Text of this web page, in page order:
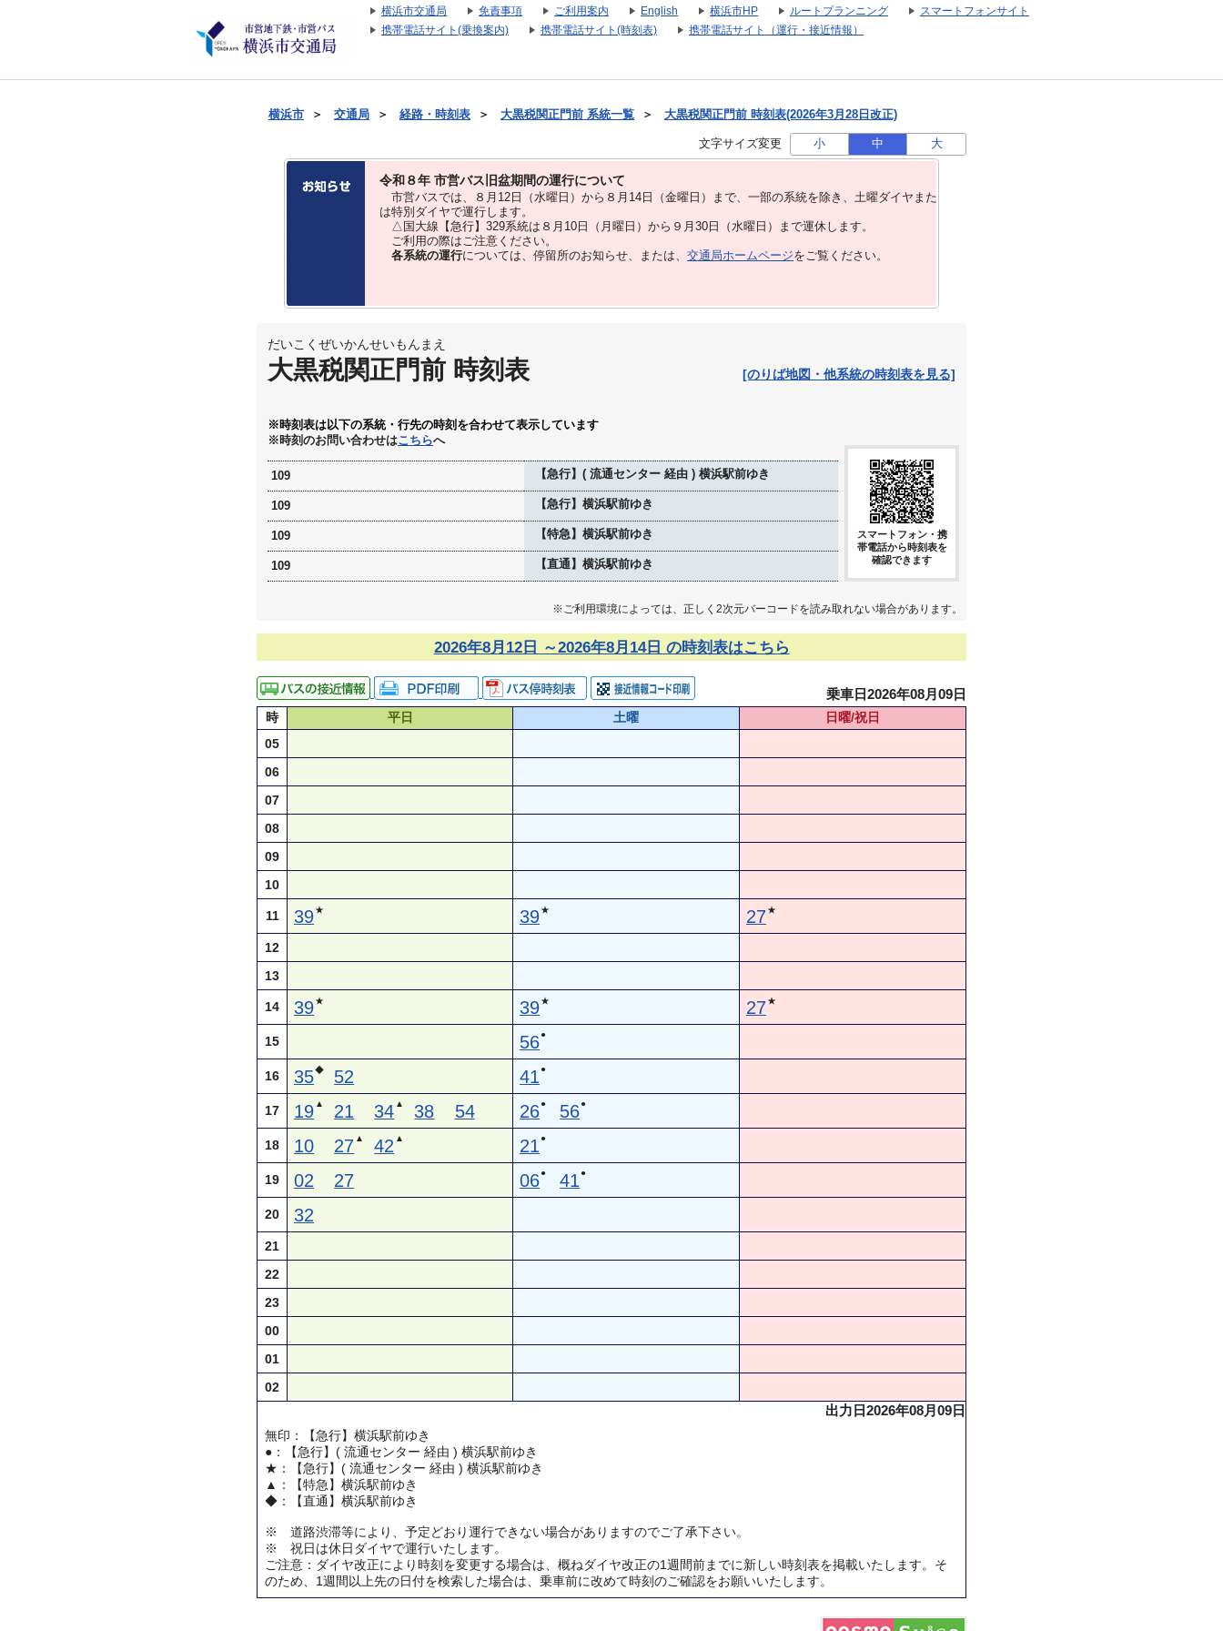
横浜市交通局 免責事項 ご利用案内 English 横浜市HP ルートプランニング
スマートフォンサイト
携帯電話サイト(乗換案内)
携帯電話サイト(時刻表) 携帯電話サイト（運行・接近情報）
横浜市 ＞ 交通局 ＞ 経路・時刻表 ＞ 大黒税関正門前 系統一覧 ＞ 大黒税関正門前 時刻表(2026年3月28日改正)
文字サイズ変更 小 中 大
令和８年 市営バス旧盆期間の運行について
市営バスでは、８⽉12⽇（水曜日）から８⽉14⽇（金曜日）まで、⼀部の系統を除き、⼟曜ダイヤまた
は特別ダイヤで運⾏します。
△国大線【急行】329系統は８月10日（月曜日）から９月30日（水曜日）まで運休します。
ご利用の際はご注意ください。
各系統の運行については、停留所のお知らせ、または、 交通局ホームページをご覧ください。
だいこくぜいかんせいもんまえ
大黒税関正門前 時刻表 [のりば地図・他系統の時刻表を見る]
※時刻表は以下の系統・行先の時刻を合わせて表示しています
※時刻のお問い合わせはこちらへ
109 【急行】( 流通センター 経由 ) 横浜駅前ゆき
109 【急行】横浜駅前ゆき
109 【特急】横浜駅前ゆき
109 【直通】横浜駅前ゆき
スマートフォン・携
帯電話から時刻表を
確認できます
※ご利用環境によっては、正しく2次元バーコードを読み取れない場合があります。
2026年8月12日 ～2026年8月14日 の時刻表はこちら
乗車日2026年08月09日
時 平日 土曜
日曜/祝日
05
06
07
08
09
10
11 39★ 39★ 27★
12
13
14 39★ 39★ 27★
15 56●
16 35◆ 52 41 ●
17 19 ▲ 21 34 ▲ 38 54 26● 56●
18 10 27 ▲ 42 ▲ 21 ●
19 02 27 06● 41 ●
20 32
21
22
23
00
01
02
出力日2026年08月09日
無印：【急行】横浜駅前ゆき
●：【急行】( 流通センター 経由 ) 横浜駅前ゆき
★：【急行】( 流通センター 経由 ) 横浜駅前ゆき
▲：【特急】横浜駅前ゆき
◆：【直通】横浜駅前ゆき
※ 道路渋滞等により、予定どおり運行できない場合がありますのでご了承下さい。
※ 祝日は休日ダイヤで運行いたします。
ご注意：ダイヤ改正により時刻を変更する場合は、概ねダイヤ改正の1週間前までに新しい時刻表を掲載いたします。そ
のため、1週間以上先の日付を検索した場合は、乗車前に改めて時刻のご確認をお願いいたします。